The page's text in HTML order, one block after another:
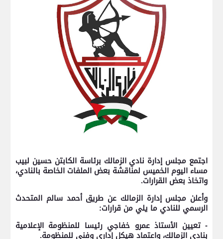
اجتمع مجلس إدارة نادي الزمالك برئاسة الكابتن حسين لبيب
مساء اليوم الخميس لمناقشة بعض الملفات الخاصة بالنادي،
واتخاذ بعض القرارات.
وأعلن مجلس إدارة الزمالك عن طريق أحمد سالم المتحدث
الرسمي للنادي ما يلي من قرارات:
- تعيين الأستاذ عمرو خفاجي رئيسا للمنظومة الإعلامية
بنادي الزمالك، واعتماد هيكل إداري وفني للمنظومة.